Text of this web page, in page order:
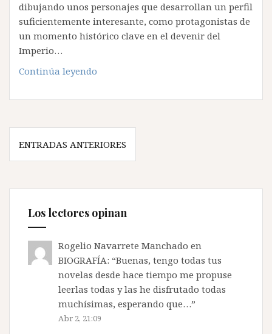
dibujando unos personajes que desarrollan un perfil
suficientemente interesante, como protagonistas de
un momento histórico clave en el devenir del
Imperio…
Continúa leyendo
«Godos»
Hislibris
Navegación
deENTRADAS ANTERIORES
Los lectores opinan
Rogelio Navarrete Manchado en
BIOGRAFÍA: “Buenas, tengo todas tus
novelas desde hace tiempo me propuse
leerlas todas y las he disfrutado todas
muchísimas, esperando que…”
Abr 2, 21:09